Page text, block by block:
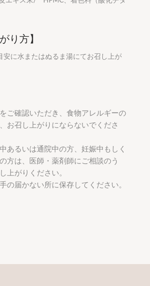
り方】
安に水またはぬるま湯にてお召し上が
ご確認いただき、食物アレルギーの
お召し上がりにならないでくださ
あるいは通院中の方、妊娠中もしく
方は、医師・薬剤師にご相談のう
上がりください。
の届かない所に保存してください。